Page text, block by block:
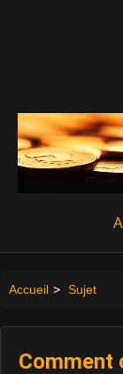
Accueil > Sujet
Comment